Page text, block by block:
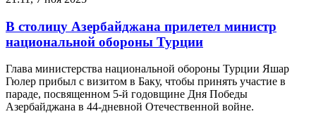
В столицу Азербайджана прилетел министр
национальной обороны Турции
Глава министерства национальной обороны Турции Яшар
Гюлер прибыл с визитом в Баку, чтобы принять участие в
параде, посвященном 5-й годовщине Дня Победы
Азербайджана в 44-дневной Отечественной войне.